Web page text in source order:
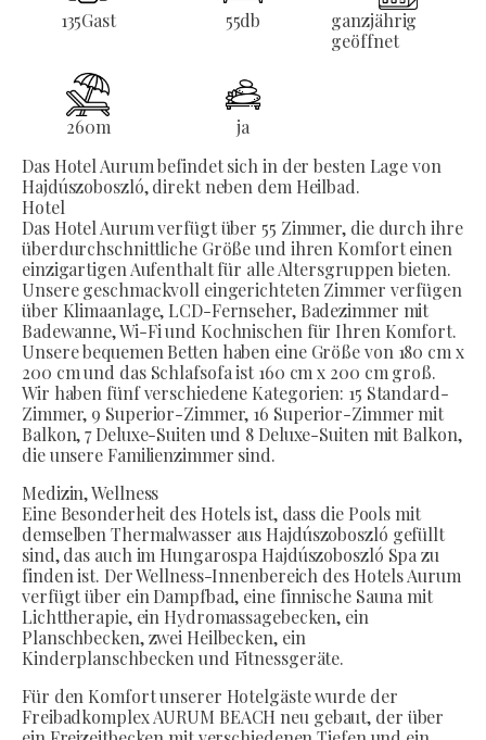
135Gast 55db
ganzjährig
geöffnet
260m
ja
Das Hotel Aurum befindet sich in der besten Lage von
Hajdúszoboszló, direkt neben dem Heilbad.
Hotel
Das Hotel Aurum verfügt über 55 Zimmer, die durch ihre
überdurchschnittliche Größe und ihren Komfort einen
einzigartigen Aufenthalt für alle Altersgruppen bieten.
Unsere geschmackvoll eingerichteten Zimmer verfügen
über Klimaanlage, LCD-Fernseher, Badezimmer mit
Badewanne, Wi-Fi und Kochnischen für Ihren Komfort.
Unsere bequemen Betten haben eine Größe von 180 cm x
200 cm und das Schlafsofa ist 160 cm x 200 cm groß.
Wir haben fünf verschiedene Kategorien: 15 Standard-
Zimmer, 9 Superior-Zimmer, 16 Superior-Zimmer mit
Balkon, 7 Deluxe-Suiten und 8 Deluxe-Suiten mit Balkon,
die unsere Familienzimmer sind.
Medizin, Wellness
Eine Besonderheit des Hotels ist, dass die Pools mit
demselben Thermalwasser aus Hajdúszoboszló gefüllt
sind, das auch im Hungarospa Hajdúszoboszló Spa zu
finden ist. Der Wellness-Innenbereich des Hotels Aurum
verfügt über ein Dampfbad, eine finnische Sauna mit
Lichttherapie, ein Hydromassagebecken, ein
Planschbecken, zwei Heilbecken, ein
Kinderplanschbecken und Fitnessgeräte.
Für den Komfort unserer Hotelgäste wurde der
Freibadkomplex AURUM BEACH neu gebaut, der über